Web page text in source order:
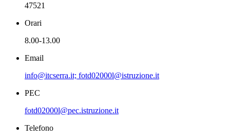
47521
Orari
8.00-13.00
Email
info@itcserra.it; fotd02000l@istruzione.it
PEC
fotd02000l@pec.istruzione.it
Telefono